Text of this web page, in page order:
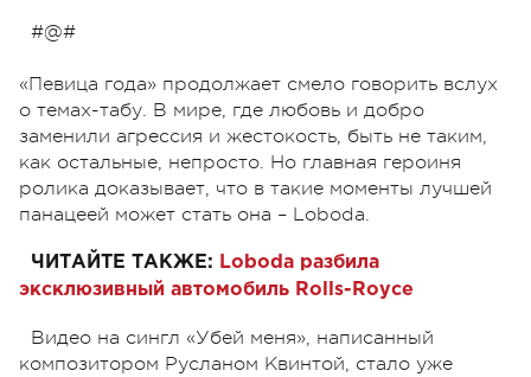
#@#
«Певица года» продолжает смело говорить вслух
о темах-табу. В мире, где любовь и добро
заменили агрессия и жестокость, быть не таким,
как остальные, непросто. Но главная героиня
ролика доказывает, что в такие моменты лучшей
панацеей может стать она – Loboda.
ЧИТАЙТЕ ТАКЖЕ: Loboda разбила
эксклюзивный автомобиль Rolls-Royce
Видео на сингл «Убей меня», написанный
композитором Русланом Квинтой, стало уже